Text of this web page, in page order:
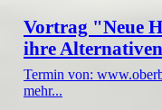
Vortrag "Neue
ihre
Termin von:
mehr...